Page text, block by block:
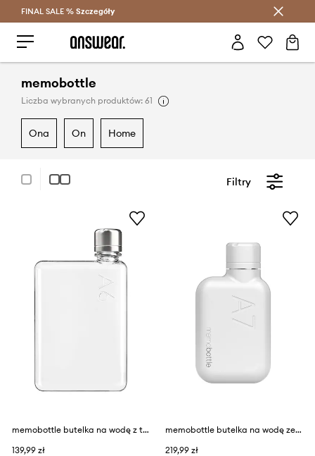
Oszczędzaj z Answear Club >
FINAL SALE % Szczegóły
memobottle
Liczba wybranych produktów: 61
ona on home
Filtry
memobottle butelka na wodę z tworzywa sztucznego A6
139,99 zł
memobottle butelka na wodę ze stali nierdzewnej A7
219,99 zł